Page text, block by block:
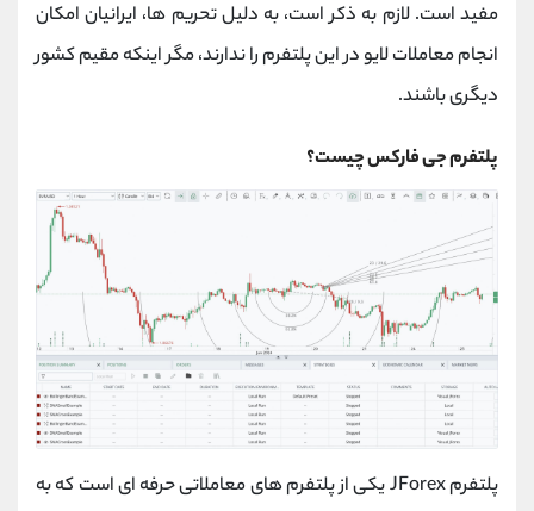
مفید است. لازم به ذکر است، به دلیل تحریم‌ ها، ایرانیان امکان
انجام معاملات لایو در این پلتفرم را ندارند، مگر اینکه مقیم کشور
دیگری باشند.
پلتفرم جی فارکس چیست؟
پلتفرم JForex یکی از پلتفرم‌ های معاملاتی حرفه‌ ای است که به